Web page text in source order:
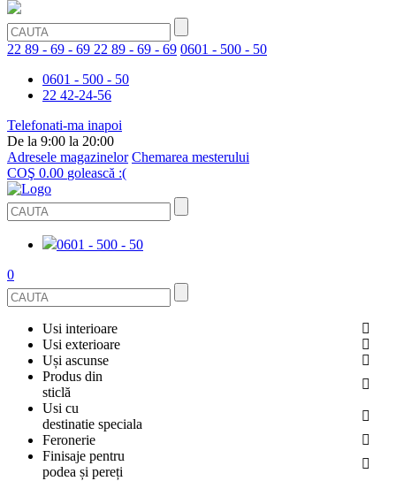
22 89 - 69 - 69 22 89 - 69 - 69 0601 - 500 - 50
0601 - 500 - 50
22 42-24-56
Telefonati-ma inapoi
De la 9:00 la 20:00
Adresele magazinelor Chemarea mesterului
COŞ 0.00 golească :(
0601 - 500 - 50
0
Usi interioare
FURNIRUITE
SMALT
Usi exterioare
USI METALICE
PENTRU APARTAMENT
PENTRU CASA
Uși ascunse
OGLINDIT
GRESIE PORȚELANATĂ
Produs din
sticlă
BALUSTRADE ȘI TREPTE
CABINE DE DUȘ ȘI PEREȚI DESPĂRȚITORI
Usi cu
destinatie speciala
USI ANTIFOC (ANTIINCENDIU)
Feronerie
ACCESORII
Finisaje pentru
podea și pereți